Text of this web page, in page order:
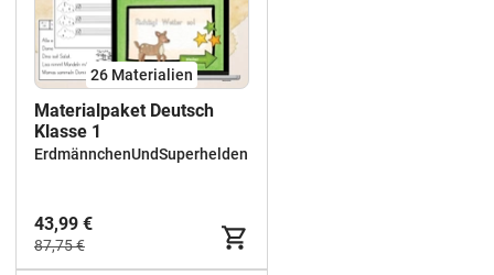
26 Materialien
Materialpaket Deutsch
Klasse 1
ErdmännchenUndSuperhelden
43,99 €
87,75 €